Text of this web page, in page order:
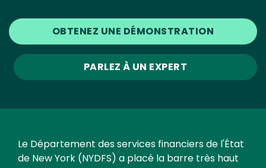
OBTENEZ UNE DÉMONSTRATION
PARLEZ À UN EXPERT
Text
Le Département des services financiers de l'État
de New York (NYDFS) a placé la barre très haut